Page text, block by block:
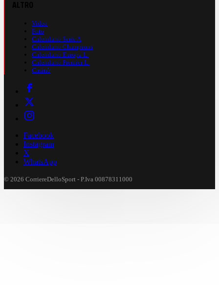
Video
Foto
Calendario Serie A
Calendario Champions
Calendario Europa L.
Calendario Premier L.
Casinò
Facebook
Instagram
X
WhatsApp
© 2026 CorriereDelloSport - P.Iva 00878311000